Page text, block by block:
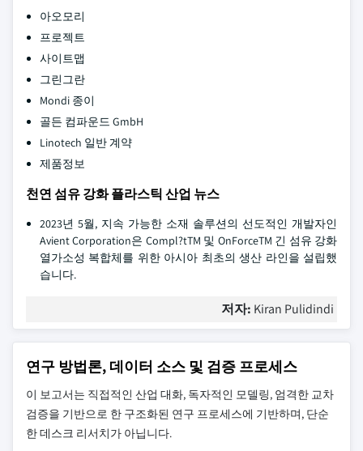
아오모리
프로젝트
사이트맵
그린그란
Mondi 종이
골든 컴파운드 GmbH
Linotech 일반 계약
제품정보
천연 섬유 강화 플라스틱 산업 뉴스
2023년 5월, 지속 가능한 소재 솔루션의 선도적인 개발자인
Avient Corporation은 Compl?tTM 및 OnForceTM 긴 섬유 강화
열가소성 복합체를 위한 아시아 최초의 생산 라인을 설립했
습니다.
저자: Kiran Pulidindi
연구 방법론, 데이터 소스 및 검증 프로세스
이 보고서는 직접적인 산업 대화, 독자적인 모델링, 엄격한 교차
검증을 기반으로 한 구조화된 연구 프로세스에 기반하며, 단순
한 데스크 리서치가 아닙니다.